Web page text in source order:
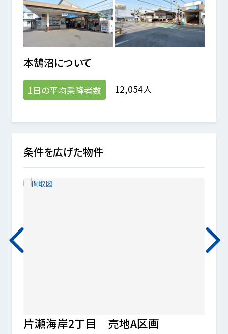
本鵠沼について
1日の平均乗降者数 12,054人
条件を広げた物件
片瀬海岸2丁目 売地A区画